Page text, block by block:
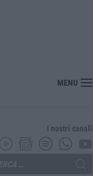
MENU
I nostri canali